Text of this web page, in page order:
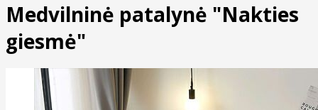
Medvilninė patalynė "Nakties
giesmė"